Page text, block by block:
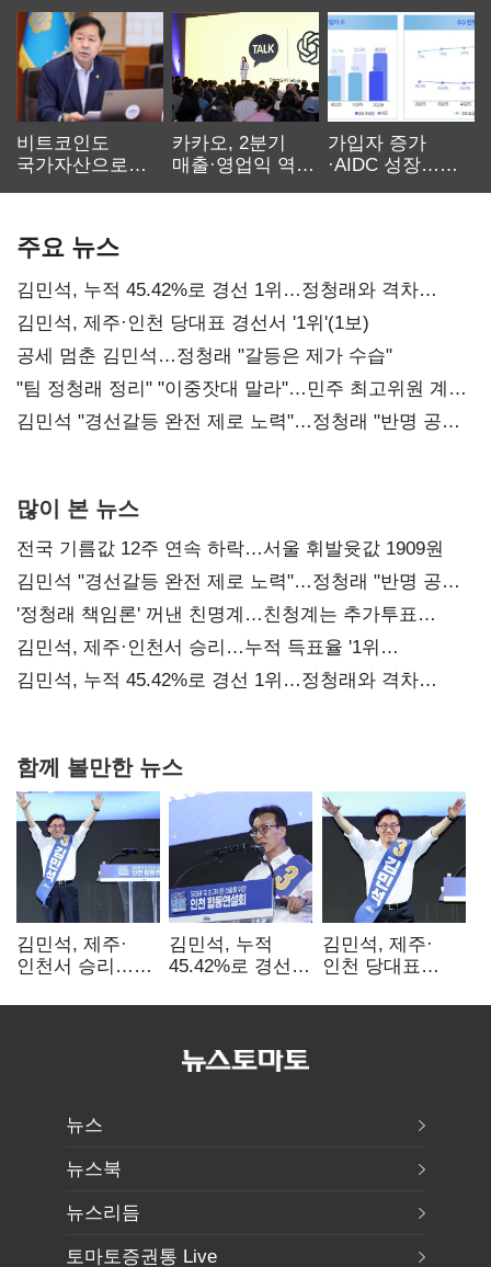
비트코인도
국가자산으로…'
카카오, 2분기
매출·영업익 역대
가입자 증가
·AIDC 성장…
주요 뉴스
김민석, 누적 45.42%로 경선 1위…정청래와 격차
0.86%p(2보)
김민석, 제주·인천 당대표 경선서 '1위'(1보)
공세 멈춘 김민석…정청래 "갈등은 제가 수습"
"팀 정청래 정리" "이중잣대 말라"…민주 최고위원 계파
다툼 격화
김민석 "경선갈등 완전 제로 노력"…정청래 "반명 공세
많이 본 뉴스
전국 기름값 12주 연속 하락…서울 휘발윳값 1909원
김민석 "경선갈등 완전 제로 노력"…정청래 "반명 공세
사과부터"
'정청래 책임론' 꺼낸 친명계…친청계는 추가투표
때리기
김민석, 제주·인천서 승리…누적 득표율 '1위
탈환'(종합)
김민석, 누적 45.42%로 경선 1위…정청래와 격차
함께 볼만한 뉴스
김민석, 제주·
인천서 승리…
탈환'(종합)
김민석, 누적
45.42%로 경선
격차
김민석, 제주·
인천 당대표
뉴스
뉴스북
뉴스리듬
토마토증권통 Live